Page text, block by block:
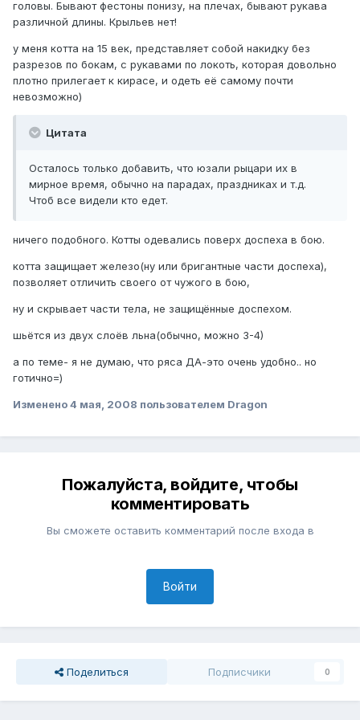
головы. Бывают фестоны понизу, на плечах, бывают рукава
различной длины. Крыльев нет!
у меня котта на 15 век, представляет собой накидку без
разрезов по бокам, с рукавами по локоть, которая довольно
плотно прилегает к кирасе, и одеть её самому почти
невозможно)
Цитата
Осталось только добавить, что юзали рыцари их в
мирное время, обычно на парадах, праздниках и т.д.
Чтоб все видели кто едет.
ничего подобного. Котты одевались поверх доспеха в бою.
котта защищает железо(ну или бригантные части доспеха),
позволяет отличить своего от чужого в бою,
ну и скрывает части тела, не защищённые доспехом.
шьётся из двух слоёв льна(обычно, можно 3-4)
а по теме- я не думаю, что ряса ДА-это очень удобно.. но
готично=)
Изменено4 мая, 2008 пользователем Dragon
Пожалуйста, войдите, чтобы
комментировать
Вы сможете оставить комментарий после входа в
Войти
Поделиться Подписчики 0